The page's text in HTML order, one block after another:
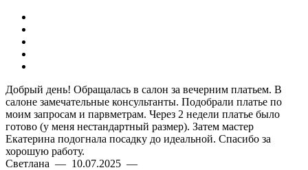
Добрый день! Обращалась в салон за вечерним платьем. В
салоне замечательные консультанты. Подобрали платье по
моим запросам и парвметрам. Через 2 недели платье было
готово (у меня нестандартный размер). Затем мастер
Екатерина подогнала посадку до идеальной. Спасибо за
хорошую работу.
Светлана — 10.07.2025 —